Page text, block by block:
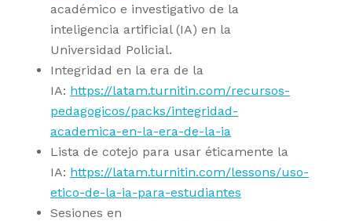
académico e investigativo de la
inteligencia artificial (IA) en la
Universidad Policial.
Integridad en la era de la
IA: https://latam.turnitin.com/recursos-
pedagogicos/packs/integridad-
academica-en-la-era-de-la-ia
Lista de cotejo para usar éticamente la
IA: https://latam.turnitin.com/lessons/uso-
etico-de-la-ia-para-estudiantes
Sesiones en